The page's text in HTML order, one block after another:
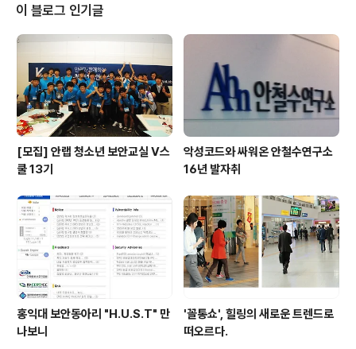
공용이력서를 작성하여 사전신청을 하거나, 현장에서 참가
자 등록카드를 작성해야 합니다. 사전신청을 한 참가자 대
상으로 실제 기업과의 면접과 컨설턴트의 기업 매칭의 혜
내데스크에 제출하면 참가 기업의 구체적인 채용 정보가
정리되어 있는 책자를 받을 수 있었..
이 블로그 인기글
[모집] 안랩 청소년 보안교실 V스
쿨 13기
악성코드와 싸워온 안철수연구소
16년 발자취
홍익대 보안동아리 "H.U.S.T" 만
나보니
'꼴통쇼', 힐링의 새로운 트렌드로
떠오르다.